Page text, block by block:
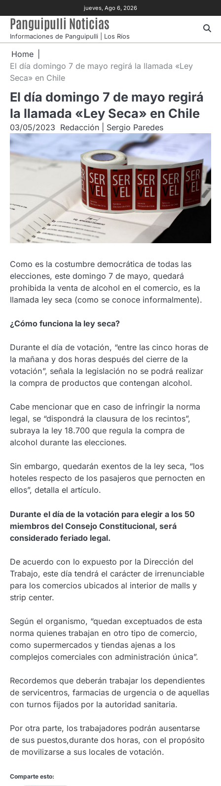
to
content
jueves, Ago 6, 2026
Panguipulli Noticias
Informaciones de Panguipulli | Los Ríos
Home
El día domingo 7 de mayo regirá la llamada «Ley
Seca» en Chile
El día domingo 7 de mayo regirá
la llamada «Ley Seca» en Chile
03/05/2023 Redacción | Sergio Paredes
Como es la costumbre democrática de todas las
elecciones, este domingo 7 de mayo, quedará
prohibida la venta de alcohol en el comercio, es la
llamada ley seca (como se conoce informalmente).
¿Cómo funciona la ley seca?
Durante el día de votación, “entre las cinco horas de
la mañana y dos horas después del cierre de la
votación”, señala la legislación no se podrá realizar
la compra de productos que contengan alcohol.
Cabe mencionar que en caso de infringir la norma
legal, se “dispondrá la clausura de los recintos”,
subraya la ley 18.700 que regula la compra de
alcohol durante las elecciones.
Sin embargo, quedarán exentos de la ley seca, “los
hoteles respecto de los pasajeros que pernocten en
ellos”, detalla el artículo.
Durante el día de la votación para elegir a los 50
miembros del Consejo Constitucional, será
considerado feriado legal.
De acuerdo con lo expuesto por la Dirección del
Trabajo, este día tendrá el carácter de irrenunciable
para los comercios ubicados al interior de malls y
strip center.
Según el organismo, “quedan exceptuados de esta
norma quienes trabajan en otro tipo de comercio,
como supermercados y tiendas ajenas a los
complejos comerciales con administración única”.
Recordemos que deberán trabajar los dependientes
de servicentros, farmacias de urgencia o de aquellas
con turnos fijados por la autoridad sanitaria.
Por otra parte, los trabajadores podrán ausentarse
de sus puestos,durante dos horas, con el propósito
de movilizarse a sus locales de votación.
Comparte esto: